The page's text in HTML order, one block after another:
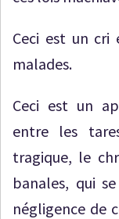
Ceci est un cri
malades.
Ceci est un
entre les
tragique, le
banales, qui
négligence de